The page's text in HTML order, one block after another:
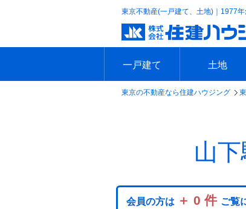
東京不動産(一戸建て、土地)｜1977
一戸建て
エリアで探す
沿線で探す
新築一戸建て
中古一戸建て
本日の新着物件
今週の新着物件
土地
エリアで探
沿線で探す
本日の新着
今週の新着
東京の不動産なら住建ハウジング
山
会員の方は ＋ 0 件 ご覧